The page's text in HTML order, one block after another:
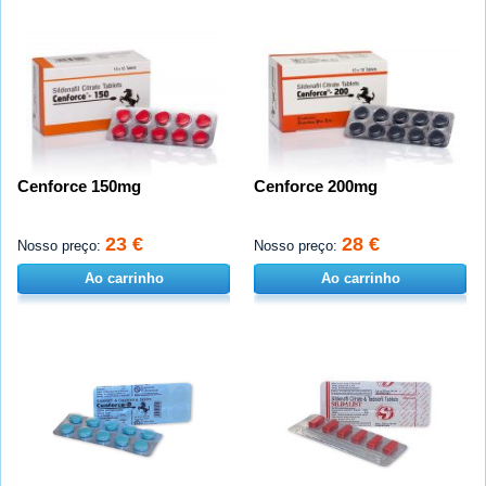
Cenforce 150mg
Nosso preço: 23 €
Ao carrinho
Cenforce 200mg
Nosso preço: 28 €
Ao carrinho